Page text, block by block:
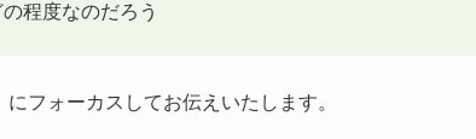
程度なのだろう
フォーカスしてお伝えいたします。